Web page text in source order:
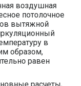
воздушная
потолочное
вытяжной
в
образом,
равен